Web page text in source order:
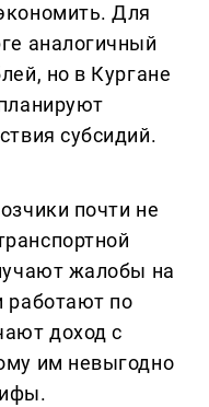
Для
аналогичный
но в Кургане
субсидий.
почти не
жалобы на
работают по
доход с
им невыгодно